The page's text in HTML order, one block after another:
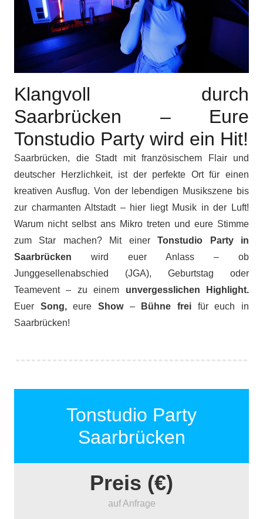
Klangvoll durch
Saarbrücken – Eure
Tonstudio Party wird ein Hit!
Saarbrücken, die Stadt mit französischem Flair und
deutscher Herzlichkeit, ist der perfekte Ort für einen
kreativen Ausflug. Von der lebendigen Musikszene bis
zur charmanten Altstadt – hier liegt Musik in der Luft!
Warum nicht selbst ans Mikro treten und eure Stimme
zum Star machen? Mit einerTonstudio Party in
Saarbrücken wird euer Anlass – ob
Junggesellenabschied (JGA), Geburtstag oder
Teamevent – zu einem unvergesslichen Highlight.
Euer Song,eureShow– Bühne frei für euch in
Saarbrücken!
Tonstudio Party
Saarbrücken
Preis (€)
auf Anfrage